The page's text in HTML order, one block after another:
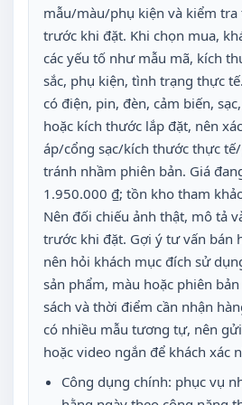
mẫu/màu/phụ kiện và kiểm
trước khi đặt. Khi chọn mua,
các yếu tố như mẫu mã, kích
sắc, phụ kiện, tình trạng thực
có điện, pin, đèn, cảm biến,
hoặc kích thước lắp đặt, nên
áp/cổng sạc/kích thước thực
tránh nhầm phiên bản. Giá
1.950.000 ₫; tồn kho tham
Nên đối chiếu ảnh thật, mô tả
trước khi đặt. Gợi ý tư vấn bán
nên hỏi khách mục đích sử
sản phẩm, màu hoặc phiên
sách và thời điểm cần nhận
có nhiều mẫu tương tự, nên
hoặc video ngắn để khách xác
Công dụng chính: phục vụ